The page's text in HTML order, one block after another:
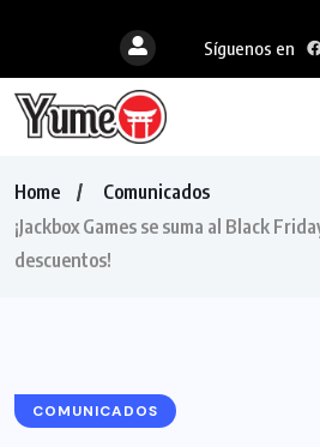
Síguenos en
Home
Comunicados
¡Jackbox Games se suma al Black
descuentos!
COMUNICADOS